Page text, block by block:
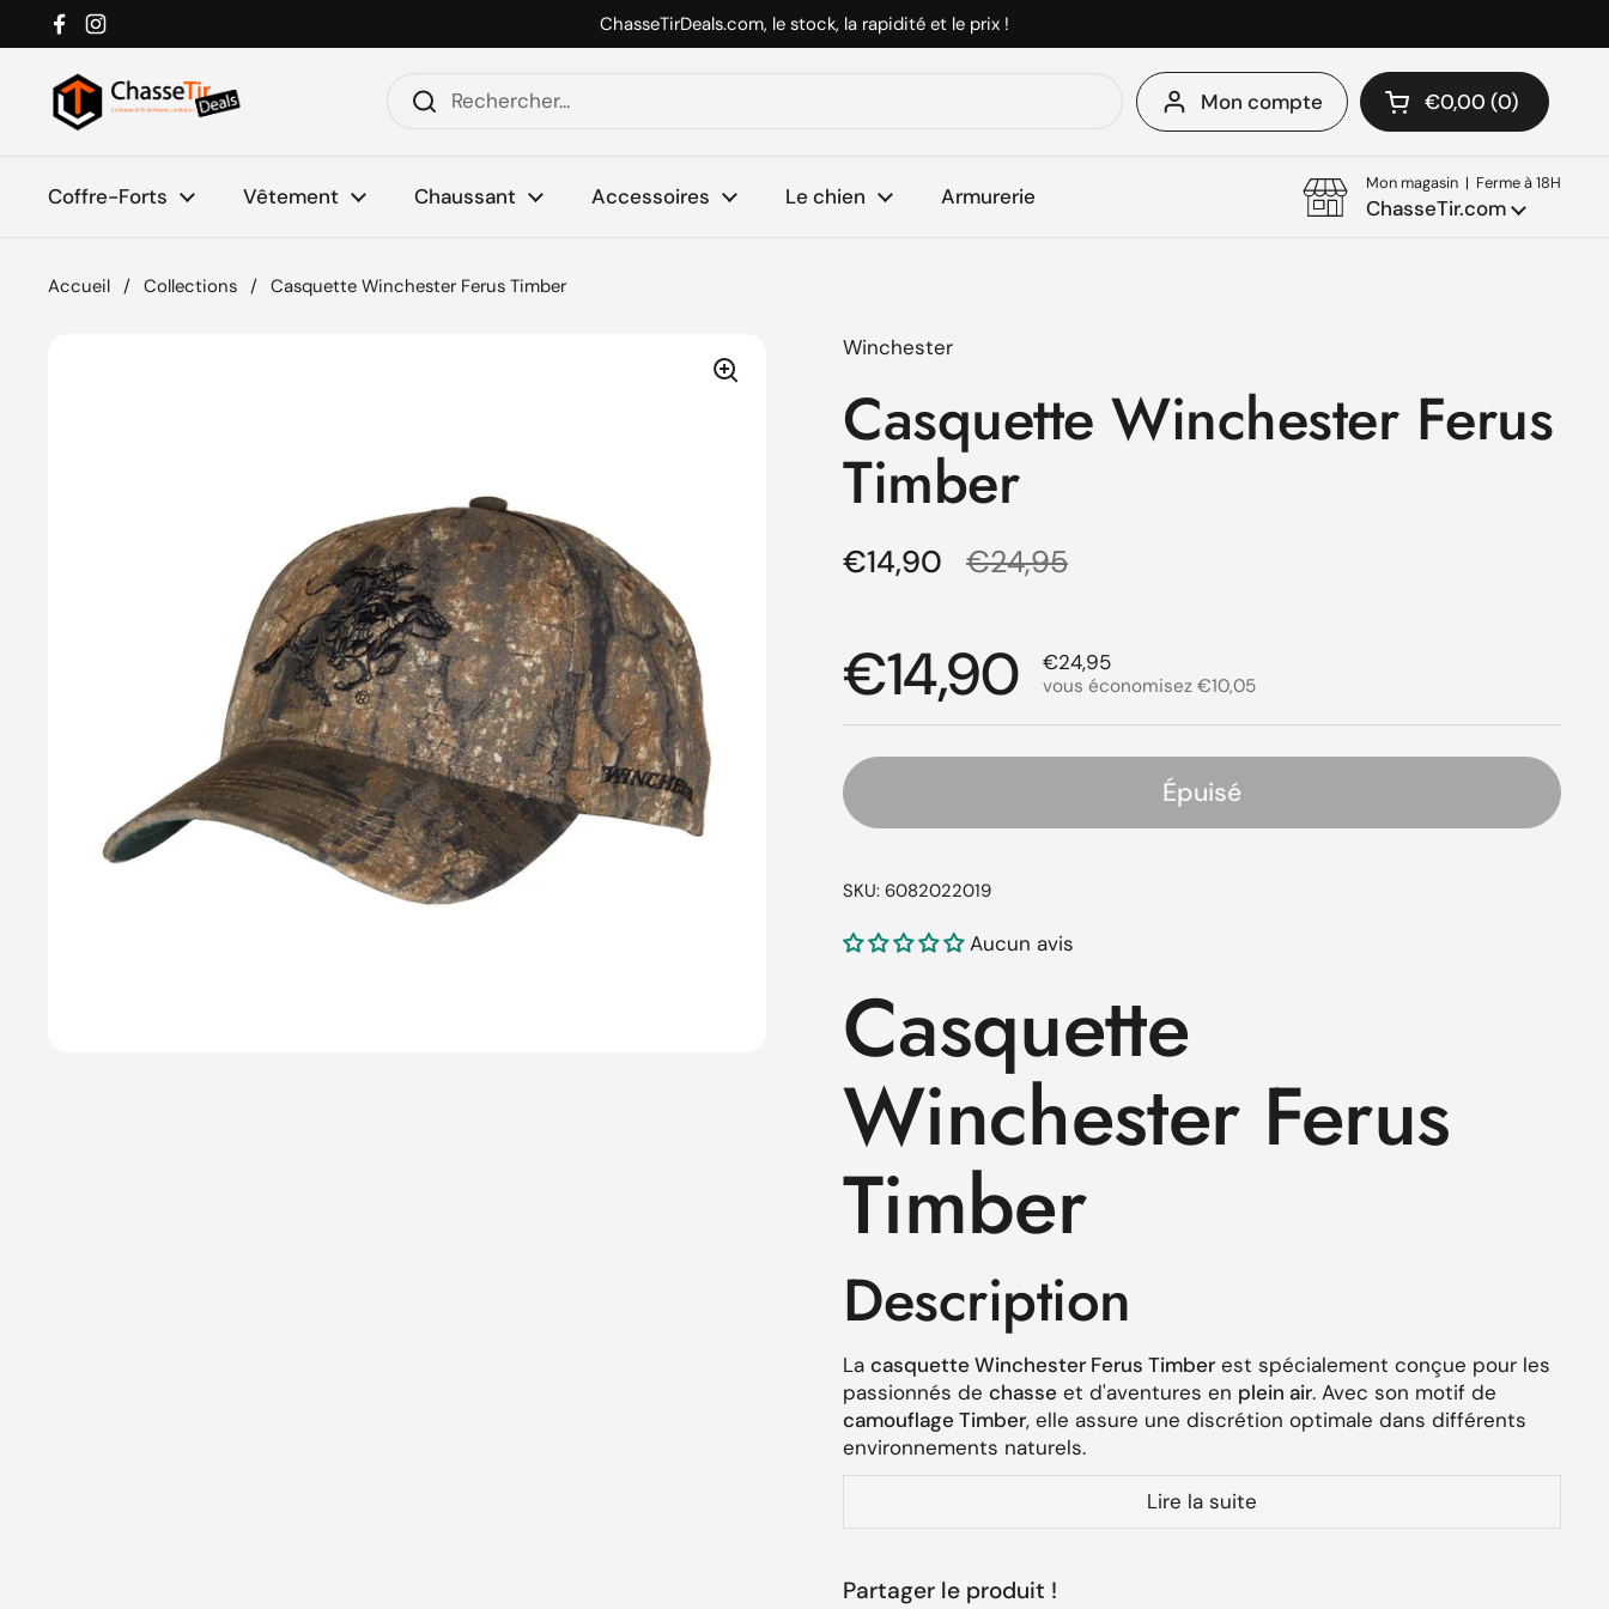
Passer au contenu
Facebook
Instagram ChasseTirDeals.com, le stock, la rapidité et le prix !
Mon compte Ouvrir le panier
Mon panier Total:
€0,00 0
produit dans votre
Coffre-Forts Vêtement Chaussant Accessoires Le chien Armurerie
Mon magasin | Ferme à 18H
ChasseTir.com
Accueil / Collections / Casquette Winchester Ferus Timber
Winchester
Casquette Winchester Ferus
Timber
Prix régulier
€14,90 Prix de solde
€24,95
Prix régulier
€14,90 Prix de solde
€24,95
vous économisez €10,05
Épuisé
SKU: 6082022019
Aucun avis
Casquette
Winchester Ferus
Timber
Description
La casquette Winchester Ferus Timber est spécialement conçue pour les
passionnés de chasse et d'aventures en plein air. Avec son motif de
camouflage Timber, elle assure une discrétion optimale dans différents
environnements naturels.
Caractéristiques
Camouflage Timber pour une intégration parfaite dans l'environnement
Lire la suite
Partager le produit !